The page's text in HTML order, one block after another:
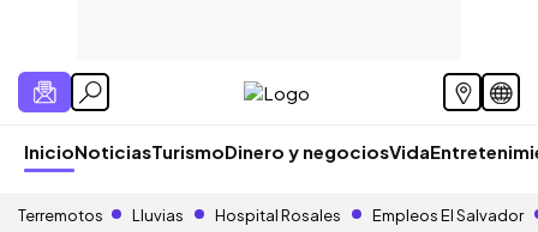
InicioNoticiasTurismoDinero y negociosVida
Terremotos Lluvias Hospital Rosales Empleos El Salvador